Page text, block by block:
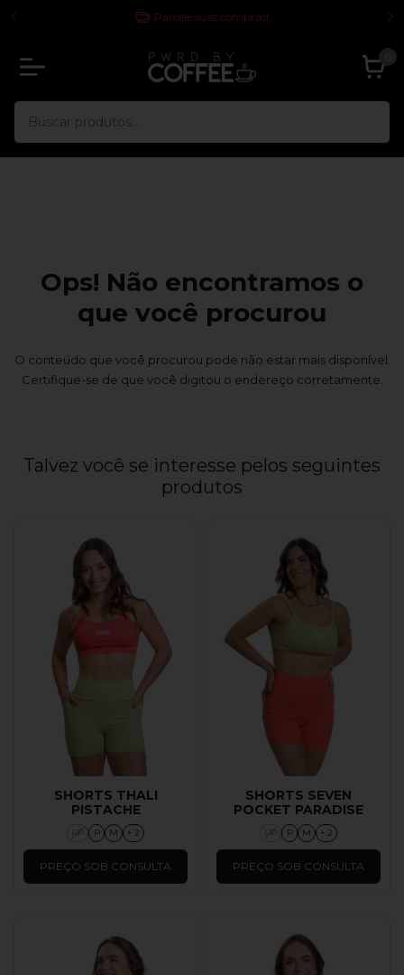
Parcele suas compras!
Ops! Não encontramos o
que você procurou
O conteúdo que você procurou pode não estar mais disponível.
Certifique-se de que você digitou o endereço corretamente.
Talvez você se interesse pelos seguintes
produtos
SHORTS THALI
PISTACHE
PP P M + 2
PREÇO SOB CONSULTA
SHORTS SEVEN
POCKET PARADISE
PP P M + 2
PREÇO SOB CONSULTA